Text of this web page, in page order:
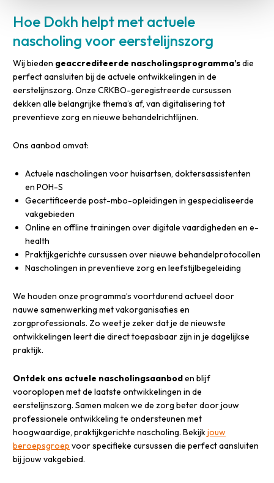
Hoe Dokh helpt met actuele
nascholing voor eerstelijnszorg
Wij bieden geaccrediteerde nascholingsprogramma’sdie
perfect aansluiten bij de actuele ontwikkelingen in de
eerstelijnszorg. Onze CRKBO-geregistreerde cursussen
dekken alle belangrijke thema’s af, van digitalisering tot
preventieve zorg en nieuwe behandelrichtlijnen.
Ons aanbod omvat:
Actuele nascholingen voor huisartsen, doktersassistenten
en POH-S
Gecertificeerde post-mbo-opleidingen in gespecialiseerde
vakgebieden
Online en offline trainingen over digitale vaardigheden en e-
health
Praktijkgerichte cursussen over nieuwe behandelprotocollen
Nascholingen in preventieve zorg en leefstijlbegeleiding
We houden onze programma’s voortdurend actueel door
nauwe samenwerking met vakorganisaties en
zorgprofessionals. Zo weet je zeker dat je de nieuwste
ontwikkelingen leert die direct toepasbaar zijn in je dagelijkse
praktijk.
Ontdek ons actuele nascholingsaanboden blijf
vooroplopen met de laatste ontwikkelingen in de
eerstelijnszorg. Samen maken we de zorg beter door jouw
professionele ontwikkeling te ondersteunen met
hoogwaardige, praktijkgerichte nascholing. Bekijkjouw
beroepsgroep voor specifieke cursussen die perfect aansluiten
bij jouw vakgebied.